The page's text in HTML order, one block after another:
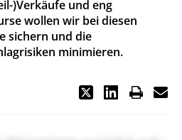
)Verkäufe und eng
wollen wir bei diesen
sichern und die
minimieren.